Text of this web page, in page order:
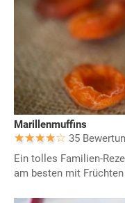
Marillenmuffins
35
Ein tolles Familien-
am besten mit